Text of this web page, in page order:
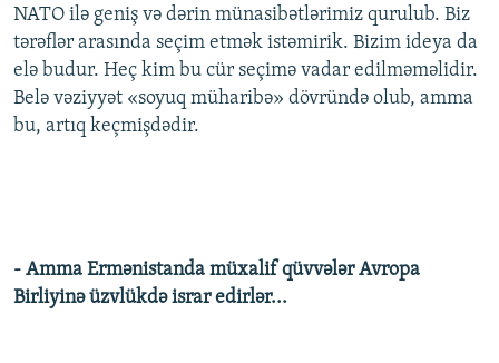
NATO ilə geniş və dərin münasibətlərimiz qurulub. Biz
tərəflər arasında seçim etmək istəmirik. Bizim ideya da
elə budur. Heç kim bu cür seçimə vadar edilməməlidir.
Belə vəziyyət «soyuq müharibə» dövründə olub, amma
bu, artıq keçmişdədir.
- Amma Ermənistanda müxalif qüvvələr Avropa
Birliyinə üzvlükdə israr edirlər...